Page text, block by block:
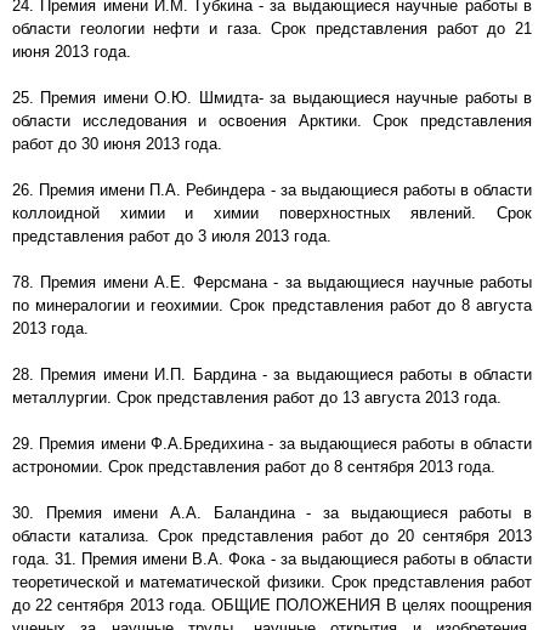
24. Премия имени И.М. Губкина - за выдающиеся научные работы в
области геологии нефти и газа. Срок представления работ до 21
июня 2013 года.
25. Премия имени О.Ю. Шмидта- за выдающиеся научные работы в
области исследования и освоения Арктики. Срок представления
работ до 30 июня 2013 года.
26. Премия имени П.А. Ребиндера - за выдающиеся работы в области
коллоидной химии и химии поверхностных явлений. Срок
представления работ до 3 июля 2013 года.
78. Премия имени А.Е. Ферсмана - за выдающиеся научные работы
по минералогии и геохимии. Срок представления работ до 8 августа
2013 года.
28. Премия имени И.П. Бардина - за выдающиеся работы в области
металлургии. Срок представления работ до 13 августа 2013 года.
29. Премия имени Ф.А.Бредихина - за выдающиеся работы в области
астрономии. Срок представления работ до 8 сентября 2013 года.
30. Премия имени А.А. Баландина - за выдающиеся работы в
области катализа. Срок представления работ до 20 сентября 2013
года. 31. Премия имени В.А. Фока - за выдающиеся работы в области
теоретической и математической физики. Срок представления работ
до 22 сентября 2013 года. ОБЩИЕ ПОЛОЖЕНИЯ В целях поощрения